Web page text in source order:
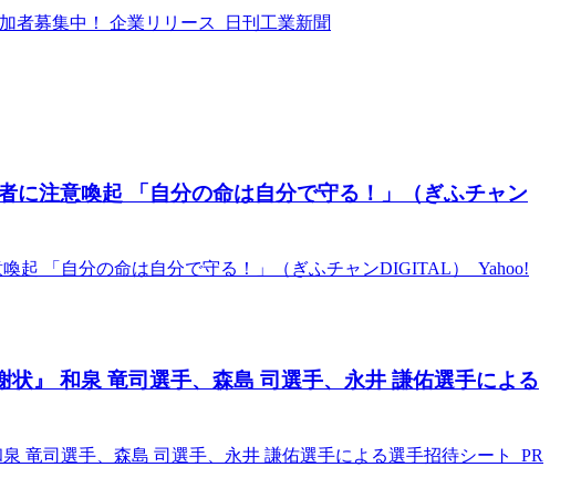
者募集中！ 企業リリース 日刊工業新聞
に注意喚起 「自分の命は自分で守る！」（ぎふチャン
起 「自分の命は自分で守る！」（ぎふチャンDIGITAL） Yahoo!
状』 和泉 竜司選手、森島 司選手、永井 謙佑選手による
竜司選手、森島 司選手、永井 謙佑選手による選手招待シート PR